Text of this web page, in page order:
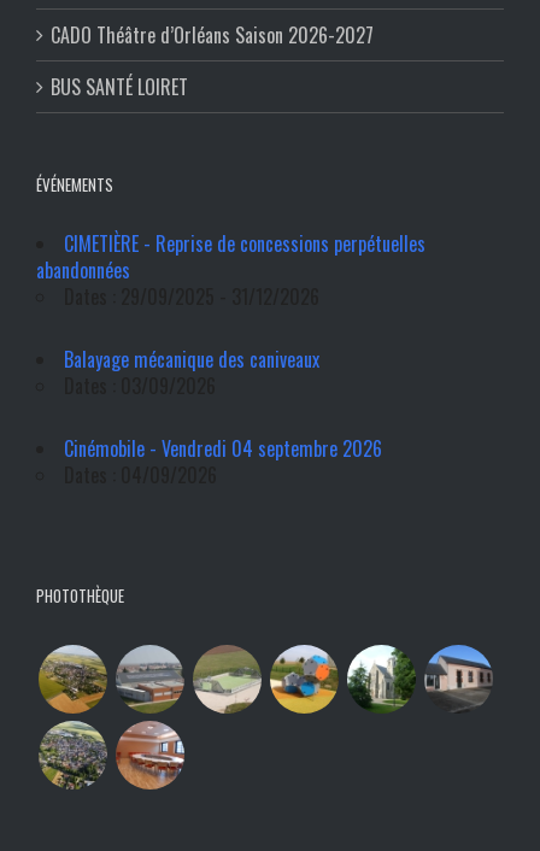
CADO Théâtre d’Orléans Saison 2026-2027
BUS SANTÉ LOIRET
ÉVÉNEMENTS
CIMETIÈRE - Reprise de concessions perpétuelles
abandonnées
Balayage mécanique des caniveaux
Cinémobile - Vendredi 04 septembre 2026
PHOTOTHÈQUE